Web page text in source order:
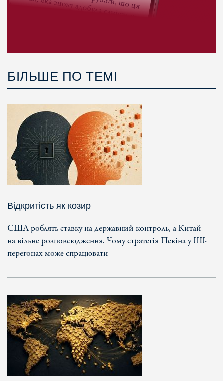
БІЛЬШЕ ПО ТЕМІ
Відкритість як козир
США роблять ставку на державний контроль, а Китай –
на вільне розповсюдження. Чому стратегія Пекіна у ШІ-
перегонах може спрацювати